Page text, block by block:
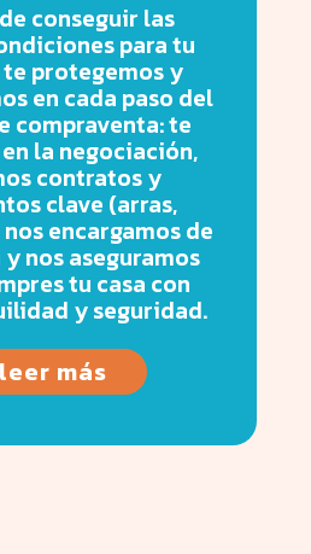
conseguir las
para tu
protegemos y
en cada paso del
compraventa: te
la negociación,
contratos y
clave (arras,
encargamos de
nos aseguramos
tu casa con
y seguridad.
leer más